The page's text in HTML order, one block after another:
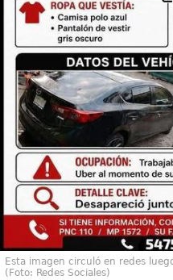
Esta imagen circuló en redes
(Foto: Redes Sociales)